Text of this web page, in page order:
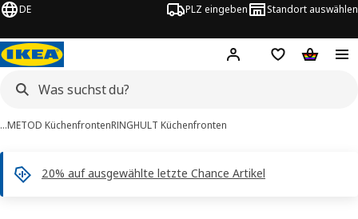
DE PLZ eingeben Standort auswählen
Hej! Hier einloggen
Merkzettel
…METOD KüchenfrontenRINGHULT Küchenfronten
20% auf ausgewählte letzte Chance Artikel